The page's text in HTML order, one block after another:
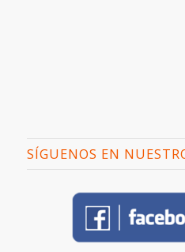
SÍGUENOS EN